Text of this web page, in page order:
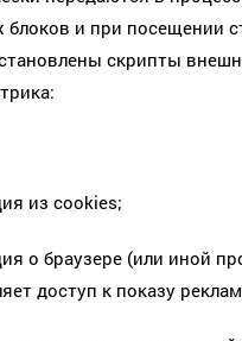
блоков и при посещении
скрипты
из cookies;
о браузере (или иной
доступ к показу